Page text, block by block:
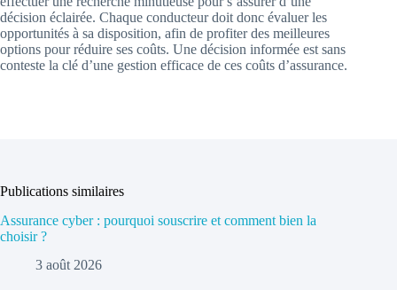
décision éclairée. Chaque conducteur doit donc évaluer les
opportunités à sa disposition, afin de profiter des meilleures
options pour réduire ses coûts. Une décision informée est sans
conteste la clé d’une gestion efficace de ces coûts d’assurance.
Publications similaires
Assurance cyber : pourquoi souscrire et comment bien la
choisir ?
3 août 2026